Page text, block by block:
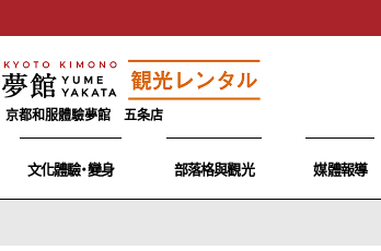
京都和服體驗夢館 五条店
文化體驗・變身 部落格與觀光 媒體報導